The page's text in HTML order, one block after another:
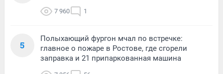
7 960 1
5
Полыхающий фургон мчал по встречке:
главное о пожаре в Ростове, где сгорели
заправка и 21 припаркованная машина